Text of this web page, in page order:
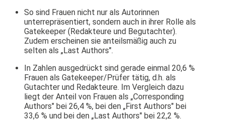
So sind Frauen nicht nur als Autorinnen
unterrepräsentiert, sondern auch in ihrer Rolle als
Gatekeeper (Redakteure und Begutachter).
Zudem erscheinen sie anteilsmäßig auch zu
selten als „Last Authors".
In Zahlen ausgedrückt sind gerade einmal 20,6 %
Frauen als Gatekeeper/Prüfer tätig, d.h. als
Gutachter und Redakteure. Im Vergleich dazu
liegt der Anteil von Frauen als „Corresponding
Authors" bei 26,4 %, bei den „First Authors" bei
33,6 % und bei den „Last Authors" bei 22,2 %.